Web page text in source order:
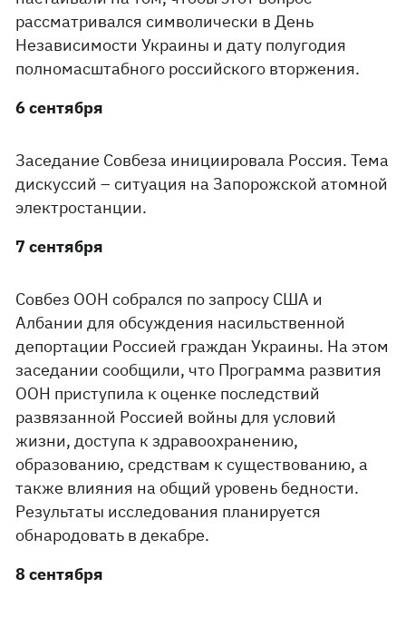
рассматривался символически в День
Независимости Украины и дату полугодия
полномасштабного российского вторжения.
6 сентября
Заседание Совбеза инициировала Россия. Тема
дискуссий – ситуация на Запорожской атомной
электростанции.
7 сентября
Совбез ООН собрался по запросу США и
Албании для обсуждения насильственной
депортации Россией граждан Украины. На этом
заседании сообщили, что Программа развития
ООН приступила к оценке последствий
развязанной Россией войны для условий
жизни, доступа к здравоохранению,
образованию, средствам к существованию, а
также влияния на общий уровень бедности.
Результаты исследования планируется
обнародовать в декабре.
8 сентября